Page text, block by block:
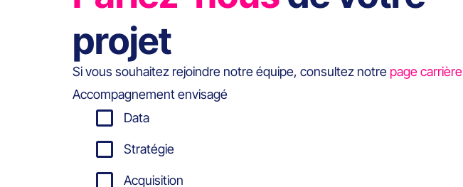
projet
Si vous souhaitez rejoindre notre équipe, consultez notre page carrière
Accompagnement envisagé
Data
Stratégie
Acquisition